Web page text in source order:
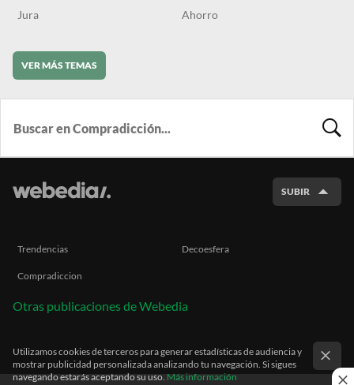
Jura Ahorro
VER MÁS TEMAS
SUBIR
Trendencias Decoesfera
Compradiccion
Otras publicaciones de Webedia
Utilizamos cookies de terceros para generar estadísticas de audiencia y
mostrar publicidad personalizada analizando tu navegación. Si sigues
navegando estarás aceptando su uso. Más información